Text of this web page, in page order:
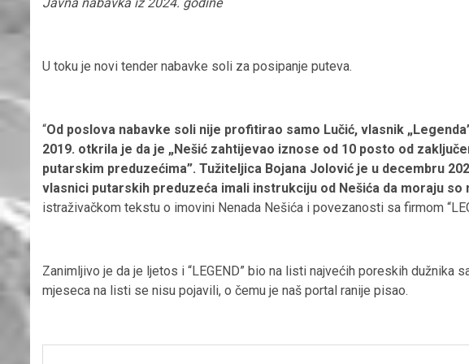
U toku je novi tender nabavke soli za posipanje puteva.
“Od poslova nabavke soli nije profitirao samo Lučić, vlasnik
2019. otkrila je da je „Nešić zahtijevao iznose od 10 posto od
putarskim preduzećima”. Tužiteljica Bojana Jolović je u decembru
vlasnici putarskih preduzeća imali instrukciju od Nešića da moraju so
istraživačkom tekstu o imovini Nenada Nešića i povezanosti sa firmom
Zanimljivo je da je ljetos i “LEGEND” bio na listi najvećih poreskih dužnika
mjeseca na listi se nisu pojavili, o čemu je naš portal ranije pisao.